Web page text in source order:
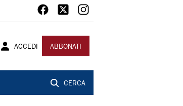
ACCEDI ABBONATI
CERCA